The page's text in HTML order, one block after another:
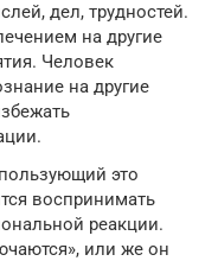
дел, трудностей.
на другие
Человек
на другие
это
воспринимать
реакции.
или же он